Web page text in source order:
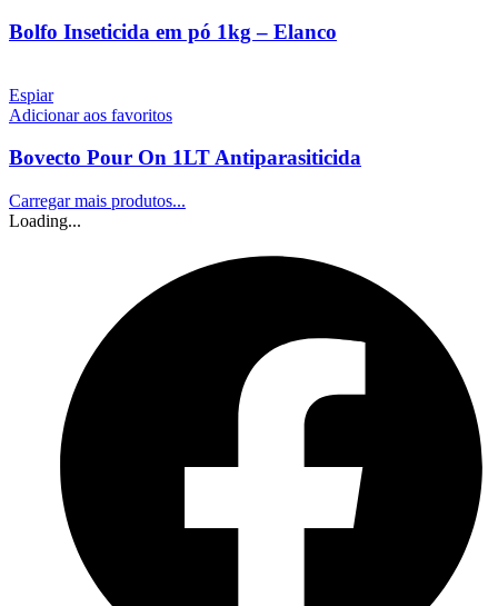
Bolfo Inseticida em pó 1kg – Elanco
Espiar
Adicionar aos favoritos
Bovecto Pour On 1LT Antiparasiticida
Carregar mais produtos...
Loading...